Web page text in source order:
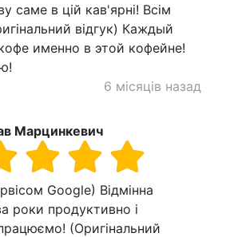
саме в цій кав'ярні! Всім
відгук) Каждый
именно в этой кофейне!
6 місяців назад
Марцинкевич
Google) Відмінна
роки продуктивно і
(Оригінальний